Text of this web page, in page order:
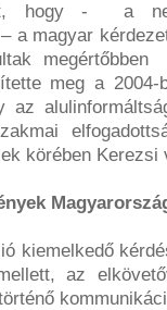
hogy - a
a magyar
meg a
az
körében
kiemelkedő
az